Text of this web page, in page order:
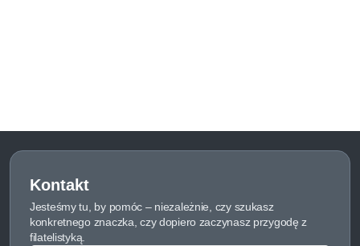
Kontakt
Jesteśmy tu, by pomóc – niezależnie, czy szukasz
konkretnego znaczka, czy dopiero zaczynasz przygodę z
filatelistyką.